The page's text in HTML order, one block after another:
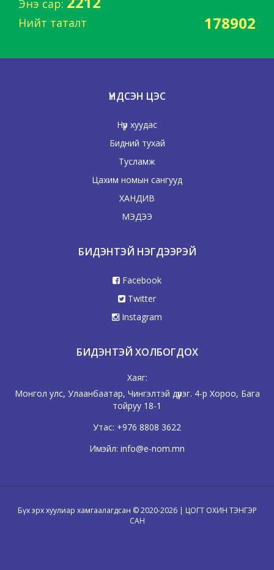
Энэ сар:
Нийт таталт 178902
ҮНДСЭН ЦЭС
Нүүр хуудас
Бидний тухай
Тусламж
Цахим номын сангууд
ХАНДИВ
МЭДЭЭ
БИДЭНТЭЙ НЭГДЭЭРЭЙ
Facebook
Twitter
Instagram
БИДЭНТЭЙ ХОЛБОГДОХ
Хаяг:
Монгол улс, Улаанбаатар, Чингэлтэй дүүрэг. 4-р Хороо, Бага
тойруу 18-1
Утас: +976 8808 3622
Имэйл: info@e-nom.mn
Бүх эрх хуулиар хамгаалагдсан © 2020-2026 | ЦОГТ ОХИН ТЭНГЭР
САН